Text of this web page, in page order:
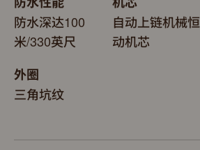
防水深达100
米/330英尺
外圈
三角坑纹
自动上链机械恒
动机芯